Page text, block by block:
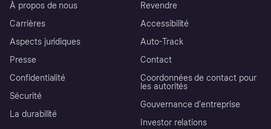
À propos de nous
Carrières
Aspects juridiques
Presse
Confidentialité
Sécurité
La durabilité
Revendre
Accessibilité
Auto-Track
Contact
Coordonnées de contact pour
les autorités
Gouvernance d’entreprise
Investor relations